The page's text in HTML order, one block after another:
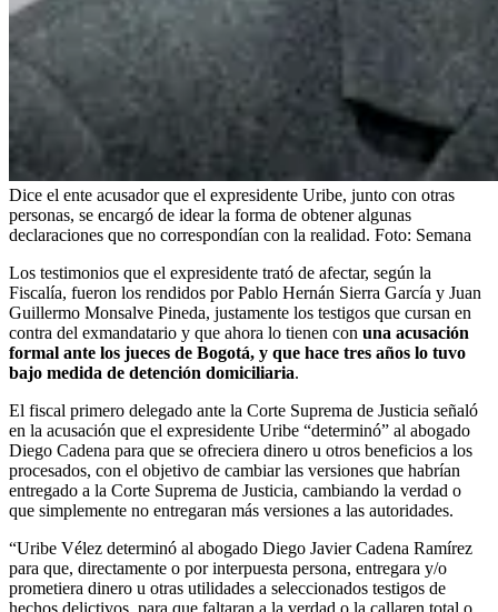
Dice el ente acusador que el expresidente Uribe, junto con otras
personas, se encargó de idear la forma de obtener algunas
declaraciones que no correspondían con la realidad. Foto: Semana
Los testimonios que el expresidente trató de afectar, según la
Fiscalía, fueron los rendidos por Pablo Hernán Sierra García y Juan
Guillermo Monsalve Pineda, justamente los testigos que cursan en
contra del exmandatario y que ahora lo tienen con una acusación
formal ante los jueces de Bogotá, y que hace tres años lo tuvo
bajo medida de detención domiciliaria.
El fiscal primero delegado ante la Corte Suprema de Justicia señaló
en la acusación que el expresidente Uribe “determinó” al abogado
Diego Cadena para que se ofreciera dinero u otros beneficios a los
procesados, con el objetivo de cambiar las versiones que habrían
entregado a la Corte Suprema de Justicia, cambiando la verdad o
que simplemente no entregaran más versiones a las autoridades.
“Uribe Vélez determinó al abogado Diego Javier Cadena Ramírez
para que, directamente o por interpuesta persona, entregara y/o
prometiera dinero u otras utilidades a seleccionados testigos de
hechos delictivos, para que faltaran a la verdad o la callaren total o